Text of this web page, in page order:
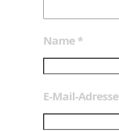
Name *
E-Mail-